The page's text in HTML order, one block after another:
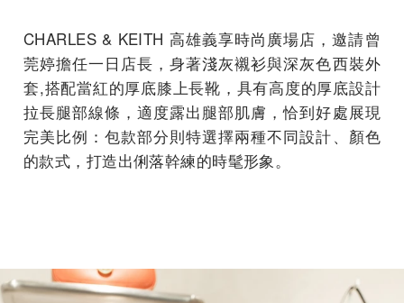
CHARLES & KEITH 高雄義享時尚廣場店，邀請曾
莞婷擔任一日店長，身著淺灰襯衫與深灰色西裝外
套,搭配當紅的厚底膝上長靴，具有高度的厚底設計
拉長腿部線條，適度露出腿部肌膚，恰到好處展現
完美比例：包款部分則特選擇兩種不同設計、顏色
的款式，打造出俐落幹練的時髦形象。